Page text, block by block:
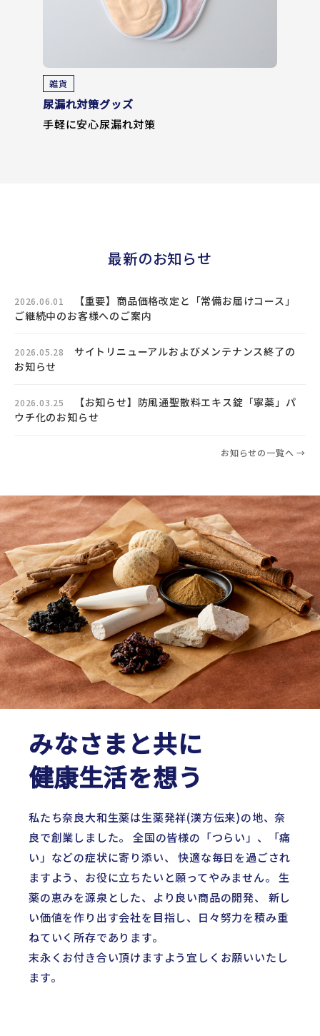
雑貨
尿漏れ対策グッズ
手軽に安心尿漏れ対策
最新のお知らせ
2026.06.01
【重要】商品価格改定と「常備お届けコース」
ご継続中のお客様へのご案内
2026.05.28
サイトリニューアルおよびメンテナンス終了の
お知らせ
2026.03.25
【お知らせ】防風通聖散料エキス錠「寧薬」パ
ウチ化のお知らせ
お知らせの一覧へ →
みなさまと共に
健康生活を想う
私たち奈良大和生薬は生薬発祥(漢方伝来)の地、奈
良で創業しました。 全国の皆様の「つらい」、「痛
い」などの症状に寄り添い、 快適な毎日を過ごされ
ますよう、お役に立ちたいと願ってやみません。 生
薬の恵みを源泉とした、より良い商品の開発、 新し
い価値を作り出す会社を目指し、日々努力を積み重
ねていく所存であります。
末永くお付き合い頂けますよう宜しくお願いいたし
ます。